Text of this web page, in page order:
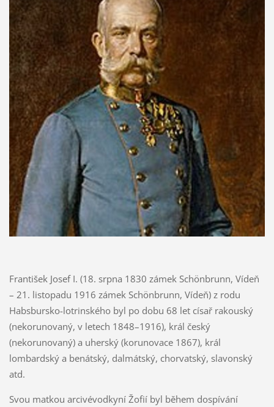
František Josef I. (18. srpna 1830 zámek Schönbrunn, Vídeň
– 21. listopadu 1916 zámek Schönbrunn, Vídeň) z rodu
Habsbursko-lotrinského byl po dobu 68 let císař rakouský
(nekorunovaný, v letech 1848–1916), král český
(nekorunovaný) a uherský (korunovace 1867), král
lombardský a benátský, dalmátský, chorvatský, slavonský
atd.
Svou matkou arcivévodkyní Žofií byl během dospívání